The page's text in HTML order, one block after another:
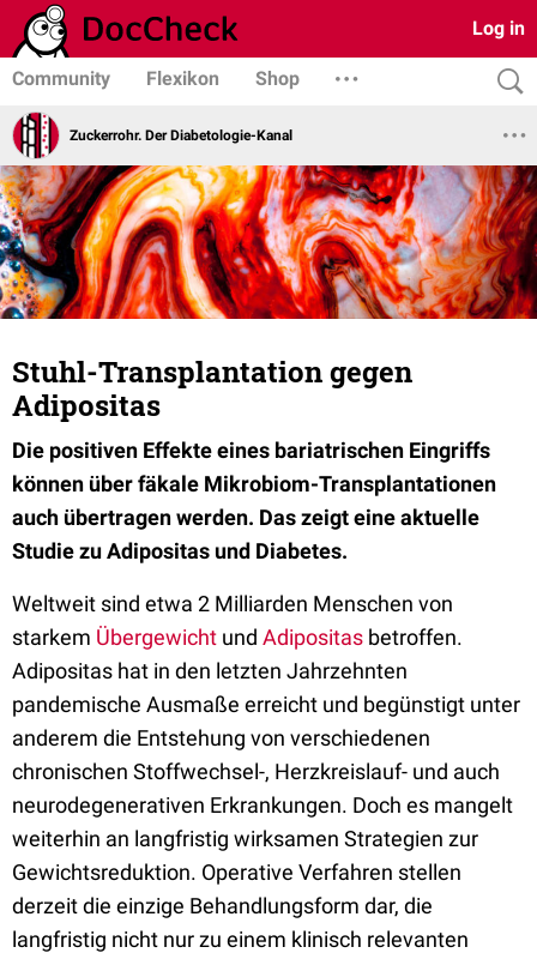
Log in
Community Flexikon Shop
Zuckerrohr. Der Diabetologie-Kanal
Stuhl-Transplantation gegen
Adipositas
Die positiven Effekte eines bariatrischen Eingriffs
können über fäkale Mikrobiom-Transplantationen
auch übertragen werden. Das zeigt eine aktuelle
Studie zu Adipositas und Diabetes.
Weltweit sind etwa 2 Milliarden Menschen von
starkem Übergewicht und Adipositas betroffen.
Adipositas hat in den letzten Jahrzehnten
pandemische Ausmaße erreicht und begünstigt unter
anderem die Entstehung von verschiedenen
chronischen Stoffwechsel-, Herzkreislauf- und auch
neurodegenerativen Erkrankungen. Doch es mangelt
weiterhin an langfristig wirksamen Strategien zur
Gewichtsreduktion. Operative Verfahren stellen
derzeit die einzige Behandlungsform dar, die
langfristig nicht nur zu einem klinisch relevanten